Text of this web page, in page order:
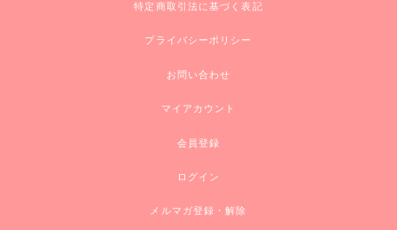
特定商取引法に基づく表記
プライバシーポリシー
お問い合わせ
マイアカウント
会員登録
ログイン
メルマガ登録・解除